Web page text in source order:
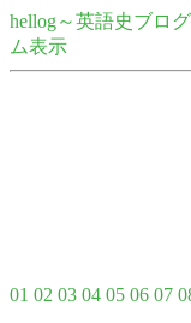
hellog～英語史ブログ
ム表示
01 02 03 04 05 06 07